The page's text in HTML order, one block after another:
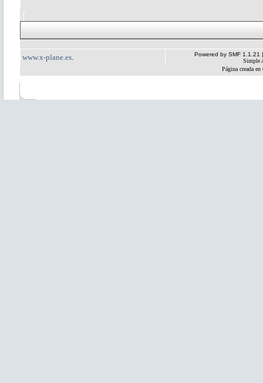
www.x-plane.es Powered by SMF 1.1.21
Simple
Página creada